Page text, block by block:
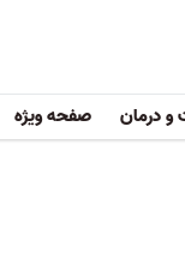
و درمان صفحه ویژه